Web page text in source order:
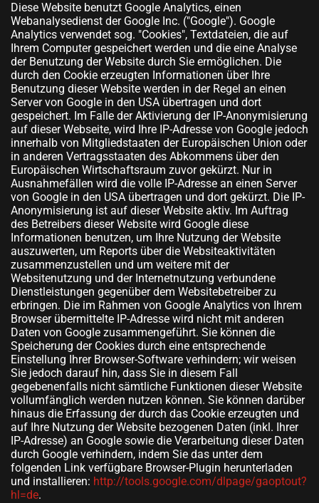
Diese Website benutzt Google Analytics, einen
Webanalysedienst der Google Inc. ("Google"). Google
Analytics verwendet sog. "Cookies", Textdateien, die auf
Ihrem Computer gespeichert werden und die eine Analyse
der Benutzung der Website durch Sie ermöglichen. Die
durch den Cookie erzeugten Informationen über Ihre
Benutzung dieser Website werden in der Regel an einen
Server von Google in den USA übertragen und dort
gespeichert. Im Falle der Aktivierung der IP-Anonymisierung
auf dieser Webseite, wird Ihre IP-Adresse von Google jedoch
innerhalb von Mitgliedstaaten der Europäischen Union oder
in anderen Vertragsstaaten des Abkommens über den
Europäischen Wirtschaftsraum zuvor gekürzt. Nur in
Ausnahmefällen wird die volle IP-Adresse an einen Server
von Google in den USA übertragen und dort gekürzt. Die IP-
Anonymisierung ist auf dieser Website aktiv. Im Auftrag
des Betreibers dieser Website wird Google diese
Informationen benutzen, um Ihre Nutzung der Website
auszuwerten, um Reports über die Websiteaktivitäten
zusammenzustellen und um weitere mit der
Websitenutzung und der Internetnutzung verbundene
Dienstleistungen gegenüber dem Websitebetreiber zu
erbringen. Die im Rahmen von Google Analytics von Ihrem
Browser übermittelte IP-Adresse wird nicht mit anderen
Daten von Google zusammengeführt. Sie können die
Speicherung der Cookies durch eine entsprechende
Einstellung Ihrer Browser-Software verhindern; wir weisen
Sie jedoch darauf hin, dass Sie in diesem Fall
gegebenenfalls nicht sämtliche Funktionen dieser Website
vollumfänglich werden nutzen können. Sie können darüber
hinaus die Erfassung der durch das Cookie erzeugten und
auf Ihre Nutzung der Website bezogenen Daten (inkl. Ihrer
IP-Adresse) an Google sowie die Verarbeitung dieser Daten
durch Google verhindern, indem Sie das unter dem
folgenden Link verfügbare Browser-Plugin herunterladen
und installieren: http://tools.google.com/dlpage/gaoptout?
hl=de.